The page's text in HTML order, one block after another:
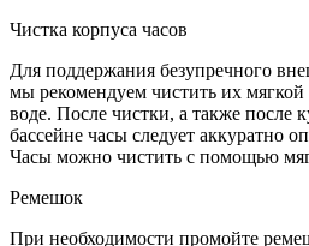
Чистка корпуса часов
Для поддержания безупречного
мы рекомендуем чистить их
воде. После чистки, а также после
бассейне часы следует аккуратно
Часы можно чистить с помощью
Ремешок
При необходимости промойте